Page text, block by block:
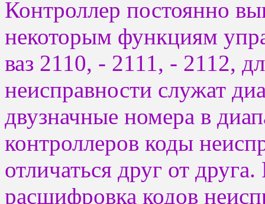
Контроллер постоянно
некоторым функциям
ваз 2110, - 2111, - 2112,
неисправности служат
двузначные номера в
контроллеров коды
отличаться друг от
расшифровка кодов